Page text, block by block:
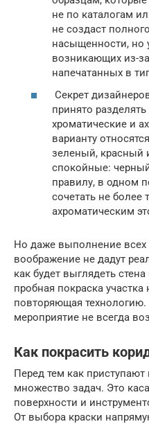
не по каталогам
не создаст
насыщенности, но
возникающих из-
напечатанных в
Секрет
принято
хроматические и
варианту
зеленый, красный
спокойные:
правилу, в одном
сочетать не более
ахроматическим
Но даже выполнение
воображение не дадут
как будет выглядеть
пробная покраска
повторяющая технологию.
мероприятие не всегда
Как покрасить
Перед тем как
множество задач. Это
поверхности и
От выбора краски